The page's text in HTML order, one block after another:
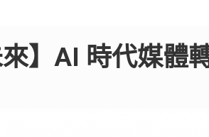
】AI 時代媒體